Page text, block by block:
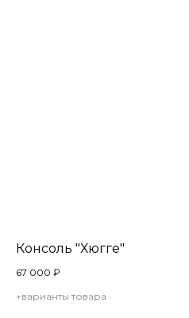
Консоль "Хюгге"
67 000 ₽
+варианты товара